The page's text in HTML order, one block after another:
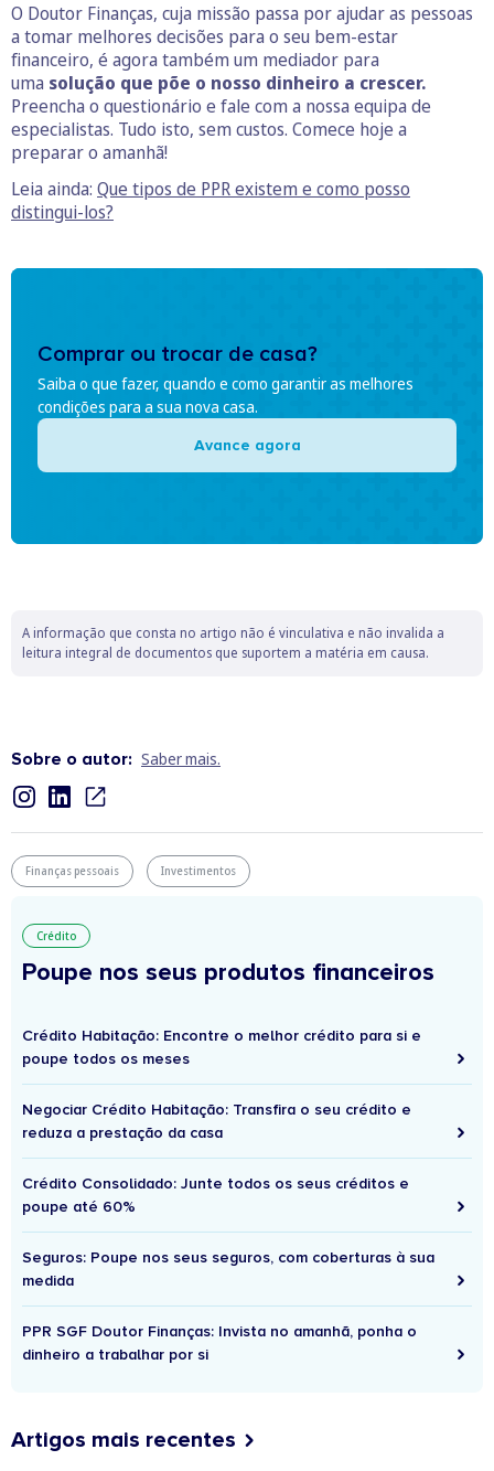
O Doutor Finanças, cuja missão passa por ajudar as pessoas
a tomar melhores decisões para o seu bem-estar
financeiro, é agora também um mediador para
uma solução que põe o nosso dinheiro a crescer.
Preencha o questionário e fale com a nossa equipa de
especialistas. Tudo isto, sem custos. Comece hoje a
preparar o amanhã!
Leia ainda: Que tipos de PPR existem e como posso
distingui-los?
Comprar ou trocar de casa?
Saiba o que fazer, quando e como garantir as melhores
condições para a sua nova casa.
Avance agora
A informação que consta no artigo não é vinculativa e não invalida a
leitura integral de documentos que suportem a matéria em causa.
Sobre o autor: Saber mais.
Finanças pessoais Investimentos
Crédito
Poupe nos seus produtos financeiros
Crédito Habitação: Encontre o melhor crédito para si e
poupe todos os meses
Negociar Crédito Habitação: Transfira o seu crédito e
reduza a prestação da casa
Crédito Consolidado: Junte todos os seus créditos e
poupe até 60%
Seguros: Poupe nos seus seguros, com coberturas à sua
medida
PPR SGF Doutor Finanças: Invista no amanhã, ponha o
dinheiro a trabalhar por si
Artigos mais recentes